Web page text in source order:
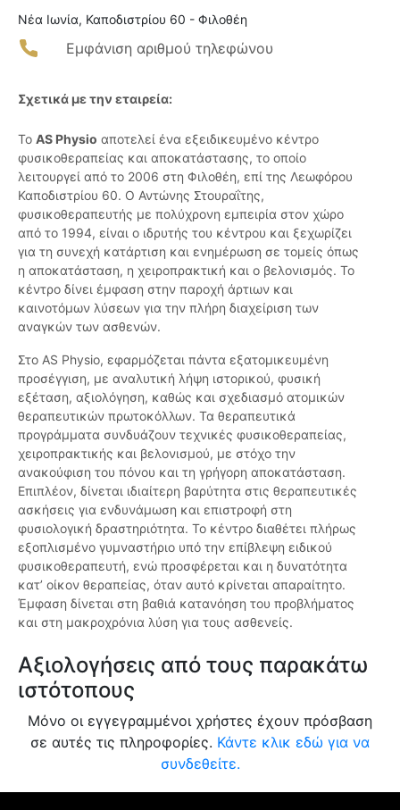
Νέα Ιωνία, Καποδιστρίου 60 - Φιλοθέη
Εμφάνιση αριθμού τηλεφώνου
Σχετικά με την εταιρεία:
Το AS Physio αποτελεί ένα εξειδικευμένο κέντρο
φυσικοθεραπείας και αποκατάστασης, το οποίο
λειτουργεί από το 2006 στη Φιλοθέη, επί της Λεωφόρου
Καποδιστρίου 60. Ο Αντώνης Στουραΐτης,
φυσικοθεραπευτής με πολύχρονη εμπειρία στον χώρο
από το 1994, είναι ο ιδρυτής του κέντρου και ξεχωρίζει
για τη συνεχή κατάρτιση και ενημέρωση σε τομείς όπως
η αποκατάσταση, η χειροπρακτική και ο βελονισμός. Το
κέντρο δίνει έμφαση στην παροχή άρτιων και
καινοτόμων λύσεων για την πλήρη διαχείριση των
αναγκών των ασθενών.
Στο AS Physio, εφαρμόζεται πάντα εξατομικευμένη
προσέγγιση, με αναλυτική λήψη ιστορικού, φυσική
εξέταση, αξιολόγηση, καθώς και σχεδιασμό ατομικών
θεραπευτικών πρωτοκόλλων. Τα θεραπευτικά
προγράμματα συνδυάζουν τεχνικές φυσικοθεραπείας,
χειροπρακτικής και βελονισμού, με στόχο την
ανακούφιση του πόνου και τη γρήγορη αποκατάσταση.
Επιπλέον, δίνεται ιδιαίτερη βαρύτητα στις θεραπευτικές
ασκήσεις για ενδυνάμωση και επιστροφή στη
φυσιολογική δραστηριότητα. Το κέντρο διαθέτει πλήρως
εξοπλισμένο γυμναστήριο υπό την επίβλεψη ειδικού
φυσικοθεραπευτή, ενώ προσφέρεται και η δυνατότητα
κατ’ οίκον θεραπείας, όταν αυτό κρίνεται απαραίτητο.
Έμφαση δίνεται στη βαθιά κατανόηση του προβλήματος
και στη μακροχρόνια λύση για τους ασθενείς.
Αξιολογήσεις από τους παρακάτω
ιστότοπους
Μόνο οι εγγεγραμμένοι χρήστες έχουν πρόσβαση
σε αυτές τις πληροφορίες. Κάντε κλικ εδώ για να
συνδεθείτε.